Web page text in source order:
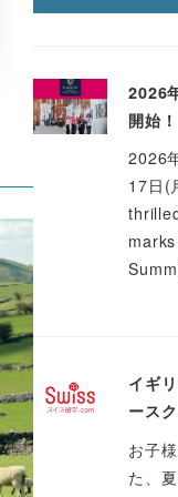
2026
開始！
2026
17日(
イギ
ース
お子
た、